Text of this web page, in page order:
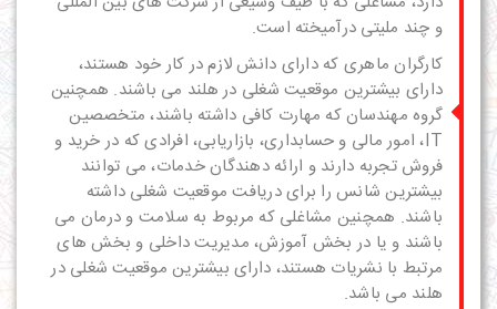
و چند ملیتی درآمیخته است.
کارگران ماهری که دارای دانش لازم در کار خود هستند،
دارای بیشترین موقعیت شغلی در هلند می باشند. همچنین
گروه مهندسان که مهارت کافی داشته باشند، متخصصین
IT، امور مالی و حسابداری، بازاریابی، افرادی که در خرید و
فروش تجربه دارند و ارائه دهندگان خدمات، می توانند
بیشترین شانس را برای دریافت موقعیت شغلی داشته
باشند. همچنین مشاغلی که مربوط به سلامت و درمان می
باشند و یا در بخش آموزش، مدیریت داخلی و بخش های
مرتبط با نشریات هستند، دارای بیشترین موقعیت شغلی در
هلند می باشد.